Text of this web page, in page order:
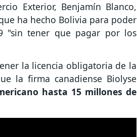
Exterior, Benjamín Blanco,
ha hecho Bolivia para poder
"sin tener que pagar por los
la licencia obligatoria de la
la firma canadiense Biolyse
hasta 15 millones de